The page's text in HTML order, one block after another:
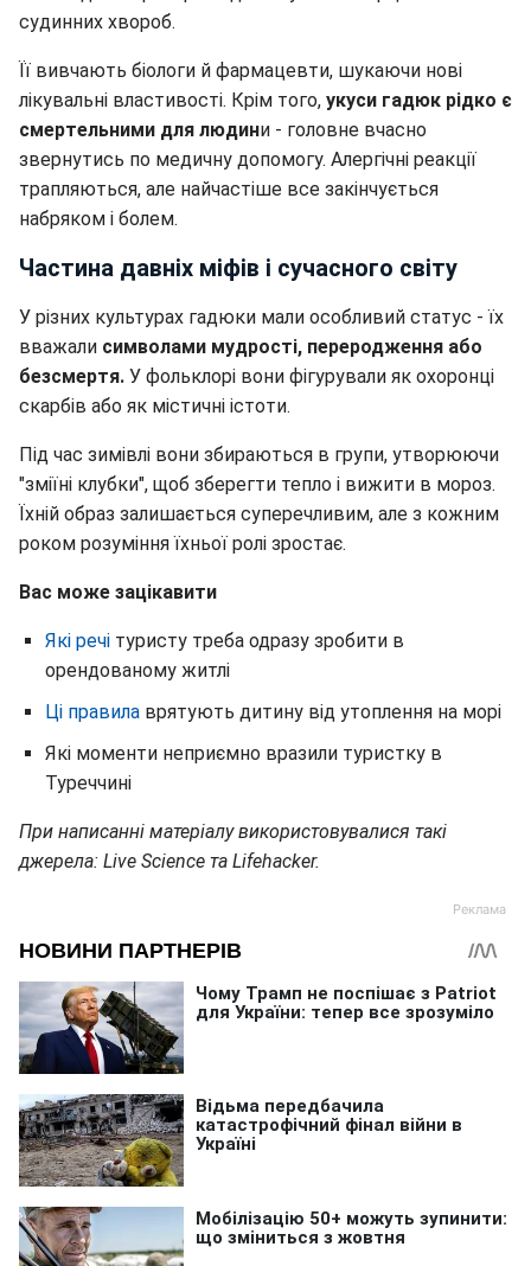
судинних хвороб.
Її вивчають біологи й фармацевти, шукаючи нові
лікувальні властивості. Крім того, укуси гадюк рідко є
смертельними для людини - головне вчасно
звернутись по медичну допомогу. Алергічні реакції
трапляються, але найчастіше все закінчується
набряком і болем.
Частина давніх міфів і сучасного світу
У різних культурах гадюки мали особливий статус - їх
вважали символами мудрості, переродження або
безсмертя. У фольклорі вони фігурували як охоронці
скарбів або як містичні істоти.
Під час зимівлі вони збираються в групи, утворюючи
"зміїні клубки", щоб зберегти тепло і вижити в мороз.
Їхній образ залишається суперечливим, але з кожним
роком розуміння їхньої ролі зростає.
Вас може зацікавити
Які речі туристу треба одразу зробити в
орендованому житлі
Ці правила врятують дитину від утоплення на морі
Які моменти неприємно вразили туристку в
Туреччині
При написанні матеріалу використовувалися такі
джерела: Live Science та Lifehacker.